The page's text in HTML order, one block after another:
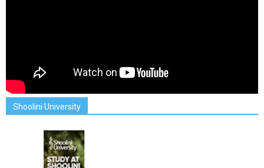
Shoolini University